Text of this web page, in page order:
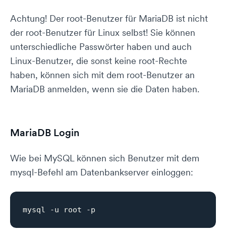
Achtung! Der root-Benutzer für MariaDB ist nicht
der root-Benutzer für Linux selbst! Sie können
unterschiedliche Passwörter haben und auch
Linux-Benutzer, die sonst keine root-Rechte
haben, können sich mit dem root-Benutzer an
MariaDB anmelden, wenn sie die Daten haben.
MariaDB Login
Wie bei MySQL können sich Benutzer mit dem
mysql-Befehl am Datenbankserver einloggen: